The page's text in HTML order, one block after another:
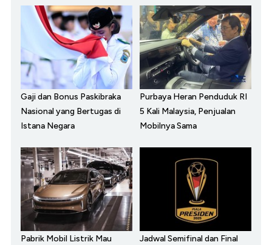
Gaji dan Bonus Paskibraka
Nasional yang Bertugas di
Istana Negara
Purbaya Heran Penduduk RI
5 Kali Malaysia, Penjualan
Mobilnya Sama
Pabrik Mobil Listrik Mau
Jadwal Semifinal dan Final